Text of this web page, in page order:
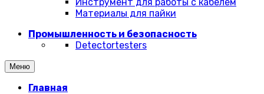
Материалы для пайки
Промышленность и безопасность
Detectortesters
Меню
Главная